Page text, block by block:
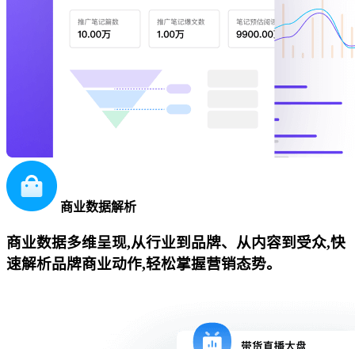
商业数据解析
商业数据多维呈现,从行业到品牌、从内容到受众,快
速解析品牌商业动作,轻松掌握营销态势。